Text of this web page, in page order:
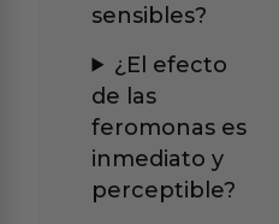
sensibles?
¿El efecto
de las
feromonas es
inmediato y
perceptible?